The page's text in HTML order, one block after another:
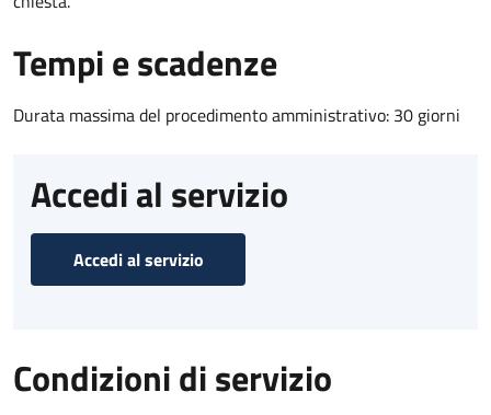
Tempi e scadenze
Durata massima del procedimento amministrativo: 30 giorni
Accedi al servizio
Accedi al servizio
Condizioni di servizio